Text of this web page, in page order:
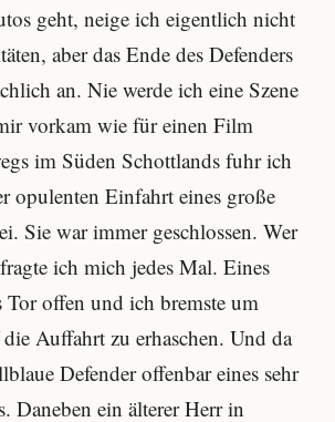
geht, neige ich eigentlich nicht
aber das Ende des Defenders
an. Nie werde ich eine Szene
vorkam wie für einen Film
im Süden Schottlands fuhr ich
opulenten Einfahrt eines große
Sie war immer geschlossen. Wer
ich mich jedes Mal. Eines
Tor offen und ich bremste um
Auffahrt zu erhaschen. Und da
Defender offenbar eines sehr
Daneben ein älterer Herr in